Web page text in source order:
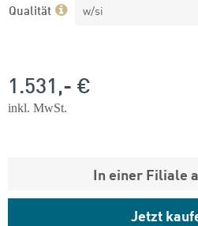
Qualität w/si
1.531,- €
inkl. MwSt.
In einer Filiale
Jetzt